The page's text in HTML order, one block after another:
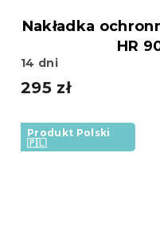
Nakładka
HR
14 dni
295 zł
Produkt Polski
🇵🇱